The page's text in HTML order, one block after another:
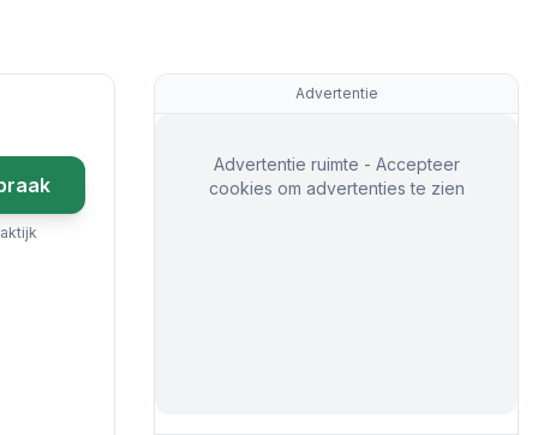
Advertentie
Advertentie ruimte - Accepteer
cookies om advertenties te zien